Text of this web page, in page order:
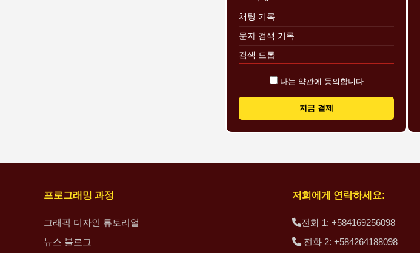
채팅 기록
문자 검색 기록
검색 드롭
계정 정보
무작위 온라인 우승자
IP와 연결된 모든 계정
죽은/살아있는 캐릭터의 옛 이름 찾기
나는 약관에 동의합니다
지금 결제
프로그래밍 과정
그래픽 디자인 튜토리얼
뉴스 블로그
저희에게 연락하세요:
전화 1: +584169256098
전화 2: +584264188098